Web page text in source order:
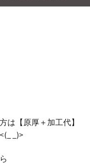
【原厚＋加工代】
_)>